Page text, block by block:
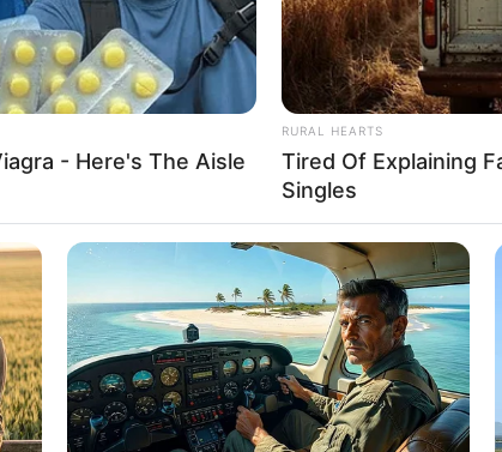
- Here's The Aisle
RURAL HEARTS
Tired Of Explaining
Singles